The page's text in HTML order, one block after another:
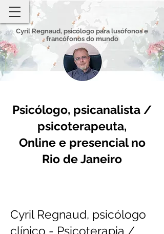
Cyril Regnaud, psicólogo para lusófonos e
francófonos do mundo
Psicólogo, psicanalista /
psicoterapeuta,
Online e presencial no
Rio de Janeiro
Cyril Regnaud, psicólogo
clínico - Psicoterapia /